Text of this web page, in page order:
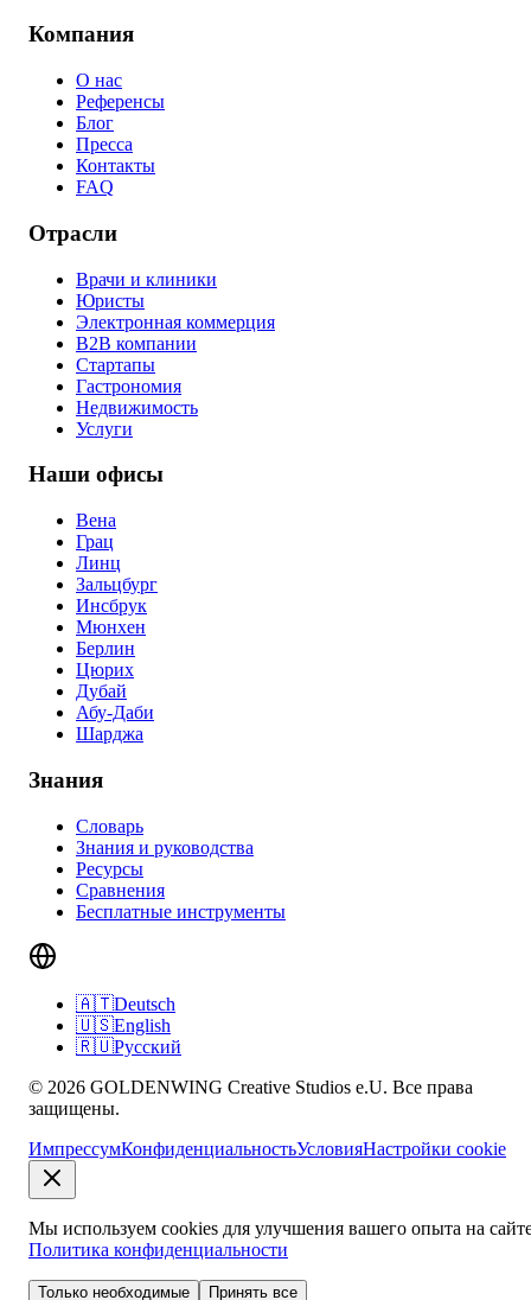
Компания
О нас
Референсы
Блог
Пресса
Контакты
FAQ
Отрасли
Врачи и клиники
Юристы
Электронная коммерция
B2B компании
Стартапы
Гастрономия
Недвижимость
Услуги
Наши офисы
Вена
Грац
Линц
Зальцбург
Инсбрук
Мюнхен
Берлин
Цюрих
Дубай
Абу-Даби
Шарджа
Знания
Словарь
Знания и руководства
Ресурсы
Сравнения
Бесплатные инструменты
🇦🇹Deutsch
🇺🇸English
🇷🇺Русский
© 2026 GOLDENWING Creative Studios e.U. Все права
защищены.
ИмпрессумКонфиденциальностьУсловияНастройки cookie
Мы используем cookies для улучшения вашего опыта на
Политика конфиденциальности
Только необходимые Принять все